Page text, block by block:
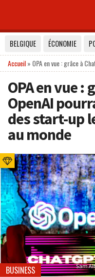
BELGIQUE ÉCONOMIE
Accueil» OPA en vue : grâce à
OPA en vue :
OpenAI
des start-up
au monde
Sam
BUSINESS